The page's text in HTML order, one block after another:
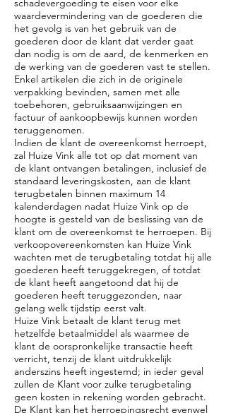
schadevergoeding te eisen voor elke
waardevermindering van de goederen die
het gevolg is van het gebruik van de
goederen door de klant dat verder gaat
dan nodig is om de aard, de kenmerken en
de werking van de goederen vast te stellen.
Enkel artikelen die zich in de originele
verpakking bevinden, samen met alle
toebehoren, gebruiksaanwijzingen en
factuur of aankoopbewijs kunnen worden
teruggenomen.
Indien de klant de overeenkomst herroept,
zal Huize Vink alle tot op dat moment van
de klant ontvangen betalingen, inclusief de
standaard leveringskosten, aan de klant
terugbetalen binnen maximum 14
kalenderdagen nadat Huize Vink op de
hoogte is gesteld van de beslissing van de
klant om de overeenkomst te herroepen. Bij
verkoopovereenkomsten kan Huize Vink
wachten met de terugbetaling totdat hij alle
goederen heeft teruggekregen, of totdat
de klant heeft aangetoond dat hij de
goederen heeft teruggezonden, naar
gelang welk tijdstip eerst valt.
Huize Vink betaalt de klant terug met
hetzelfde betaalmiddel als waarmee de
klant de oorspronkelijke transactie heeft
verricht, tenzij de klant uitdrukkelijk
anderszins heeft ingestemd; in ieder geval
zullen de Klant voor zulke terugbetaling
geen kosten in rekening worden gebracht.
De Klant kan het herroepingsrecht evenwel